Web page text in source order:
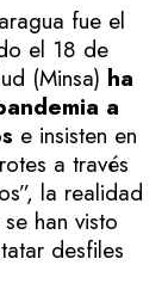
fue el
el 18 de
(Minsa) ha
a
e insisten en
a través
la realidad
han visto
desfiles